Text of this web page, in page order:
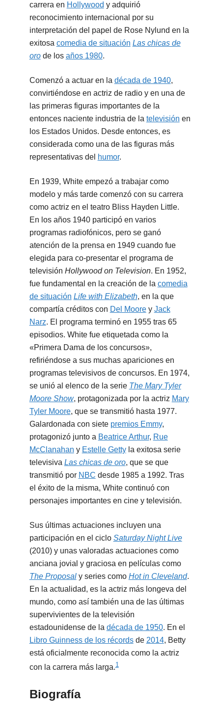
carrera en Hollywood y adquirió
reconocimiento internacional por su
interpretación del papel de Rose Nylund en la
exitosa comedia de situación Las chicas de
orode los años 1980.
Comenzó a actuar en la década de 1940,
convirtiéndose en actriz de radio y en una de
las primeras figuras importantes de la
entonces naciente industria de la televisión en
los Estados Unidos. Desde entonces, es
considerada como una de las figuras más
representativas del humor.
En 1939, White empezó a trabajar como
modelo y más tarde comenzó con su carrera
como actriz en el teatro Bliss Hayden Little.
En los años 1940 participó en varios
programas radiofónicos, pero se ganó
atención de la prensa en 1949 cuando fue
elegida para co-presentar el programa de
televisión Hollywood on Television. En 1952,
fue fundamental en la creación de la comedia
de situación Life with Elizabeth, en la que
compartía créditos con Del Moorey Jack
Narz. El programa terminó en 1955 tras 65
episodios. White fue etiquetada como la
«Primera Dama de los concursos»,
refiriéndose a sus muchas apariciones en
programas televisivos de concursos. En 1974,
se unió al elenco de la serie The Mary Tyler
Moore Show, protagonizada por la actriz Mary
Tyler Moore, que se transmitió hasta 1977.
Galardonada con siete premios Emmy,
protagonizó junto a Beatrice Arthur, Rue
McClanahan y Estelle Gettyla exitosa serie
televisiva Las chicas de oro, que se que
transmitió por NBC desde 1985 a 1992. Tras
el éxito de la misma, White continuó con
personajes importantes en cine y televisión.
Sus últimas actuaciones incluyen una
participación en el ciclo Saturday Night Live
(2010) y unas valoradas actuaciones como
anciana jovial y graciosa en películas como
The Proposaly series como Hot in Cleveland.
En la actualidad, es la actriz más longeva del
mundo, como así también una de las últimas
supervivientes de la televisión
estadounidense de la década de 1950. En el
Libro Guinness de los récordsde 2014, Betty
está oficialmente reconocida como la actriz
con la carrera más larga.1
Biografía